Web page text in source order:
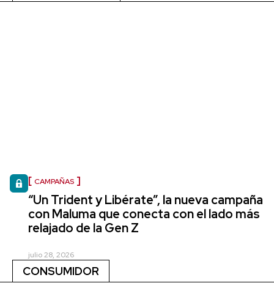
CAMPAÑAS
“Un Trident y Libérate”, la nueva campaña
con Maluma que conecta con el lado más
relajado de la Gen Z
julio 28, 2026
CONSUMIDOR